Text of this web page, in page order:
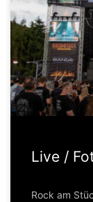
Live /
Rock am